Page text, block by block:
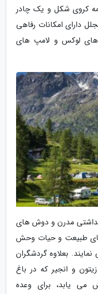
کروی شکل و یک چادر
دارای امکانات رفاهی
های لوکس و لامپ های
مدرن و دوش های
های طبیعت و حیات وحش
بعلاوه گردشگران
و انجیر که در باغ
می یابد، برای وعده